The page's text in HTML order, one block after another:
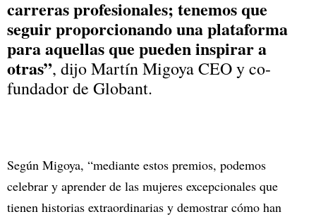
carreras profesionales; tenemos que
seguir proporcionando una plataforma
para aquellas que pueden inspirar a
otras”, dijo Martín Migoya CEO y co-
fundador de Globant.
Según Migoya, “mediante estos premios, podemos
celebrar y aprender de las mujeres excepcionales que
tienen historias extraordinarias y demostrar cómo han